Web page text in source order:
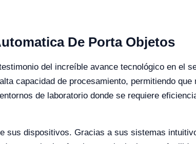
De Porta Objetos
del increíble avance tecnológico en el
capacidad de procesamiento, permitiendo
de laboratorio donde se requiere
sus dispositivos. Gracias a sus sistemas